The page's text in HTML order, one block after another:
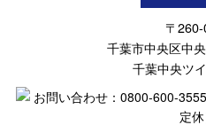
〒
千葉市中央区中
千葉中央ツ